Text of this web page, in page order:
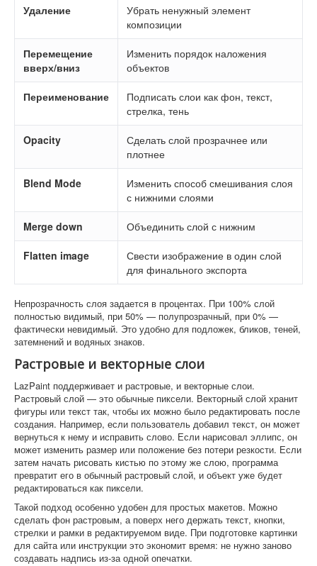
Удаление
Убрать ненужный элемент
композиции
Перемещение
вверх/вниз
Изменить порядок наложения
объектов
Переименование
Подписать слои как фон, текст,
стрелка, тень
Opacity
Сделать слой прозрачнее или
плотнее
Blend Mode
Изменить способ смешивания слоя
с нижними слоями
Merge down Объединить слой с нижним
Flatten image
Свести изображение в один слой
для финального экспорта
Непрозрачность слоя задается в процентах. При 100% слой
полностью видимый, при 50% — полупрозрачный, при 0% —
фактически невидимый. Это удобно для подложек, бликов, теней,
затемнений и водяных знаков.
Растровые и векторные слои
LazPaint поддерживает и растровые, и векторные слои.
Растровый слой — это обычные пиксели. Векторный слой хранит
фигуры или текст так, чтобы их можно было редактировать после
создания. Например, если пользователь добавил текст, он может
вернуться к нему и исправить слово. Если нарисовал эллипс, он
может изменить размер или положение без потери резкости. Если
затем начать рисовать кистью по этому же слою, программа
превратит его в обычный растровый слой, и объект уже будет
редактироваться как пиксели.
Такой подход особенно удобен для простых макетов. Можно
сделать фон растровым, а поверх него держать текст, кнопки,
стрелки и рамки в редактируемом виде. При подготовке картинки
для сайта или инструкции это экономит время: не нужно заново
создавать надпись из-за одной опечатки.